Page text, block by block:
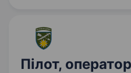
ми в пошуку Пілота-
Пілот,